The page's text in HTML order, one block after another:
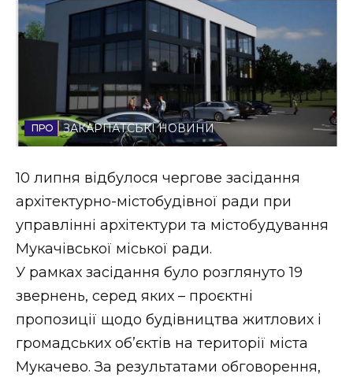
Політика
Спорт
Стиль життя
Втрачений Ужгород (відеоверсія)
ЗАКАРПАТСЬКІ НОВИНИ
НОВИНИ ЗАХІДНОЇ УКРАЇНИ
ЗАКАРПАТСЬКІ НОВИНИ
10 липня відбулося чергове засідання
архітектурно-містобудівної ради при
управлінні архітектури та містобудування
Мукачівської міської ради.
У рамках засідання було розглянуто 19
звернень, серед яких – проєктні
пропозиції щодо будівництва житлових і
громадських об’єктів на території міста
Мукачево. За результатами обговорення,